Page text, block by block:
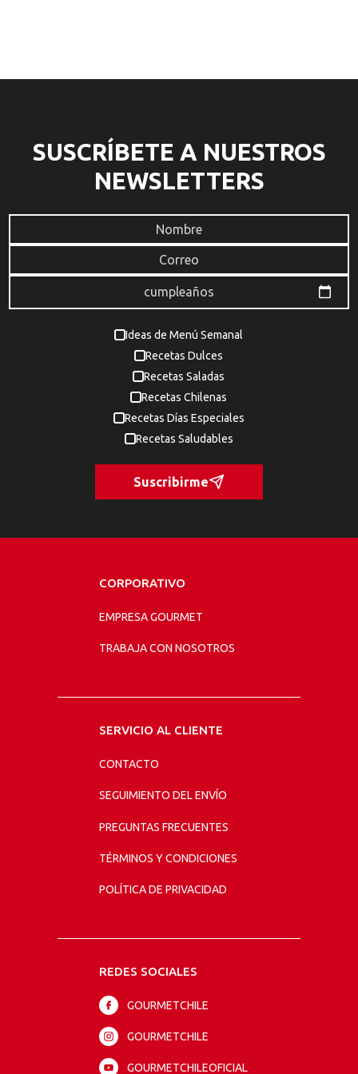
SUSCRÍBETE A NUESTROS
NEWSLETTERS
Ideas de Menú Semanal
Recetas Dulces
Recetas Saladas
Recetas Chilenas
Recetas Días Especiales
Recetas Saludables
Suscribirme
CORPORATIVO
EMPRESA GOURMET
TRABAJA CON NOSOTROS
SERVICIO AL CLIENTE
CONTACTO
SEGUIMIENTO DEL ENVÍO
PREGUNTAS FRECUENTES
TÉRMINOS Y CONDICIONES
POLÍTICA DE PRIVACIDAD
REDES SOCIALES
GOURMETCHILE
GOURMETCHILE
GOURMETCHILEOFICIAL